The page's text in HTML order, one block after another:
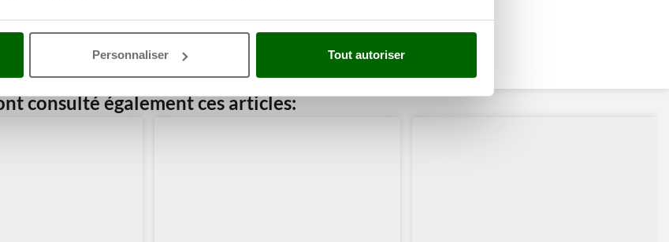
Personnaliser Tout autoriser
consulté également ces articles: